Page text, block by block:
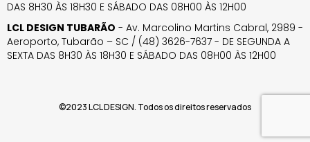
DAS 8H30 ÀS 18H30 E SÁBADO DAS 08H00 ÀS 12H00
LCL DESIGN TUBARÃO - Av. Marcolino Martins Cabral, 2989 -
Aeroporto, Tubarão – SC / (48) 3626-7637 - DE SEGUNDA A
SEXTA DAS 8H30 ÀS 18H30 E SÁBADO DAS 08H00 ÀS 12H00
©2023 LCL DESIGN. Todos os direitos reservados